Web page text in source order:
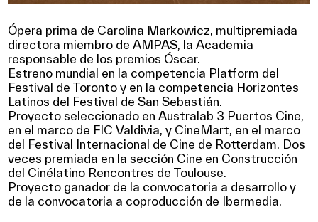
Ópera prima de Carolina Markowicz, multipremiada
directora miembro de AMPAS, la Academia
responsable de los premios Óscar.
Estreno mundial en la competencia Platform del
Festival de Toronto y en la competencia Horizontes
Latinos del Festival de San Sebastián.
Proyecto seleccionado en Australab 3 Puertos Cine,
en el marco de FIC Valdivia, y CineMart, en el marco
del Festival Internacional de Cine de Rotterdam. Dos
veces premiada en la sección Cine en Construcción
del Cinélatino Rencontres de Toulouse.
Proyecto ganador de la convocatoria a desarrollo y
de la convocatoria a coproducción de Ibermedia.